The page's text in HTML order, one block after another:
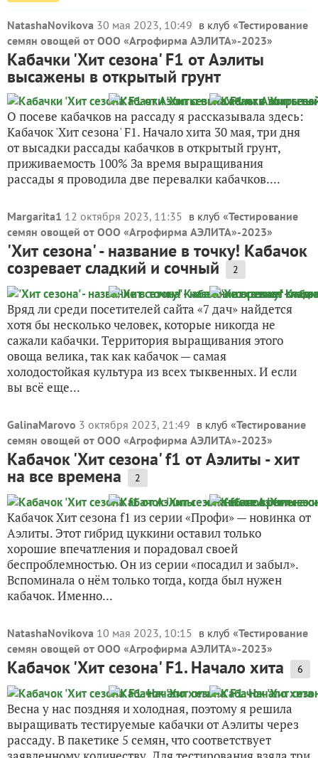
NatashaNovikova 30 мая 2023, 10:49 в клуб «Тестирование
семян овощей от ООО «Агрофирма АЭЛИТА»-2023»
Кабачки 'Хит сезона' F1 от Аэлиты
высажены в открытый грунт
О посеве кабачков на рассаду я рассказывала здесь:
Кабачок 'Хит сезона' F1. Начало хита 30 мая, три дня
от высадки рассады кабачков в открытый грунт,
приживаемость 100% За время выращивания
рассады я проводила две перевалки кабачков....
Margarita1 12 октября 2023, 11:35 в клуб «Тестирование
семян овощей от ООО «Агрофирма АЭЛИТА»-2023»
'Хит сезона' - название в точку! Кабачок
созревает сладкий и сочный 2
Вряд ли среди посетителей сайта «7 дач» найдется
хотя бы несколько человек, которые никогда не
сажали кабачки. Территория выращивания этого
овоща велика, так как кабачок — самая
холодостойкая культура из всех тыквенных. И если
вы всё еще...
GalinaMarovo 3 октября 2023, 21:49 в клуб «Тестирование
семян овощей от ООО «Агрофирма АЭЛИТА»-2023»
Кабачок 'Хит сезона' f1 от Аэлиты - хит
на все времена 2
Кабачок Хит сезона f1 из серии «Профи» — новинка от
Аэлиты. Этот гибрид цуккини оставил только
хорошие впечатления и порадовал своей
беспроблемностью. Он из серии «посадил и забыл».
Вспоминала о нём только тогда, когда был нужен
кабачок. Именно...
NatashaNovikova 10 мая 2023, 10:15 в клуб «Тестирование
семян овощей от ООО «Агрофирма АЭЛИТА»-2023»
Кабачок 'Хит сезона' F1. Начало хита 6
Весна у нас поздняя и холодная, поэтому я решила
выращивать тестируемые кабачки от Аэлиты через
рассаду. В пакетике 5 семян, что соответствует